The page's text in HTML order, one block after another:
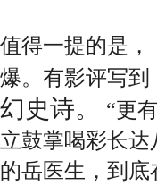
值得一提的是
爆。有影评写到
幻史诗。
“更
立鼓掌喝彩长
的岳医生，到